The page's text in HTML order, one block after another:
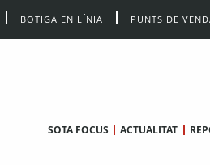
BOTIGA EN LÍNIA PUNTS DE
SOTA FOCUS ACTUALITAT